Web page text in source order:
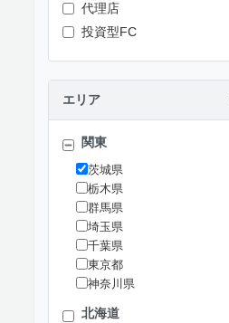
代理店
投資型FC
エリア
関東
茨城県
栃木県
群馬県
埼玉県
千葉県
東京都
神奈川県
北海道